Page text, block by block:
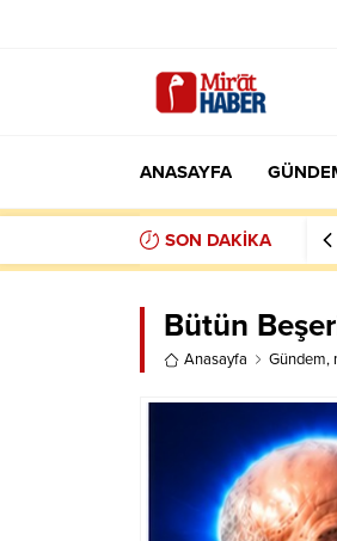
ANASAYFA
SON DAKİKA
Bütün
Anasayfa Gündem,